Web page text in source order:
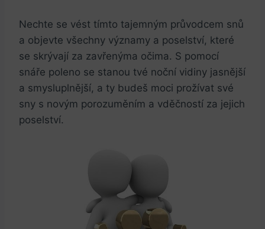
Nechte se vést tímto tajemným průvodcem snů
a objevte všechny významy a poselství, které
se skrývají za zavřenýma očima. S pomocí
snáře poleno se stanou tvé noční vidiny jasnější
a smysluplnější, a ty budeš moci prožívat své
sny s novým porozuměním a vděčností za jejich
poselství.